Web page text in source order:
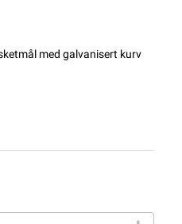
med galvanisert kurv